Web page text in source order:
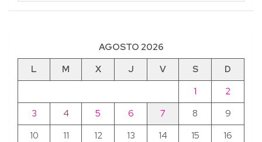
AGOSTO 2026
L
M X J V S
D
1
2
3
4 5 6 7 8
9
10
11 12 13 14 15
16